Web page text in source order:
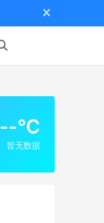
--°C
暂无数据